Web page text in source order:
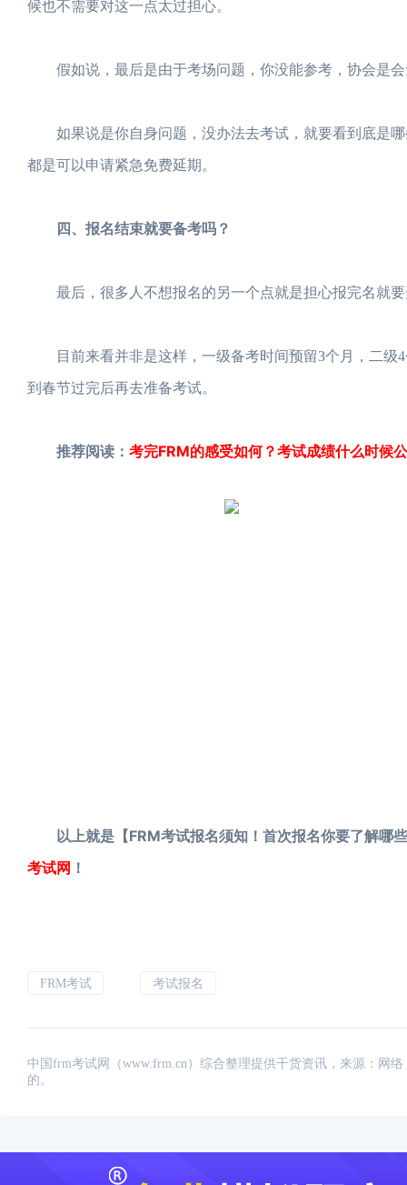
候也不需要对这一点太过担心。
假如说，最后是由于考场问题，你没能参考，协会是会
如果说是你自身问题，没办法去考试，就要看到底是哪
都是可以申请紧急免费延期。
四、报名结束就要备考吗？
最后，很多人不想报名的另一个点就是担心报完名就要
目前来看并非是这样，一级备考时间预留3个月，二级4
到春节过完后再去准备考试。
推荐阅读： 考完FRM的感受如何？考试成绩什么时候
以上就是【FRM考试报名须知！首次报名你要了解哪
考试网 ！
FRM考试 考试报名
中国frm考试网（www.frm.cn）综合整理提供干货资讯，来源：网
的。